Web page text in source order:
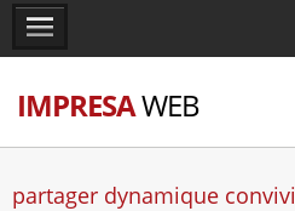
IMPRESAWEB
partager dynamique